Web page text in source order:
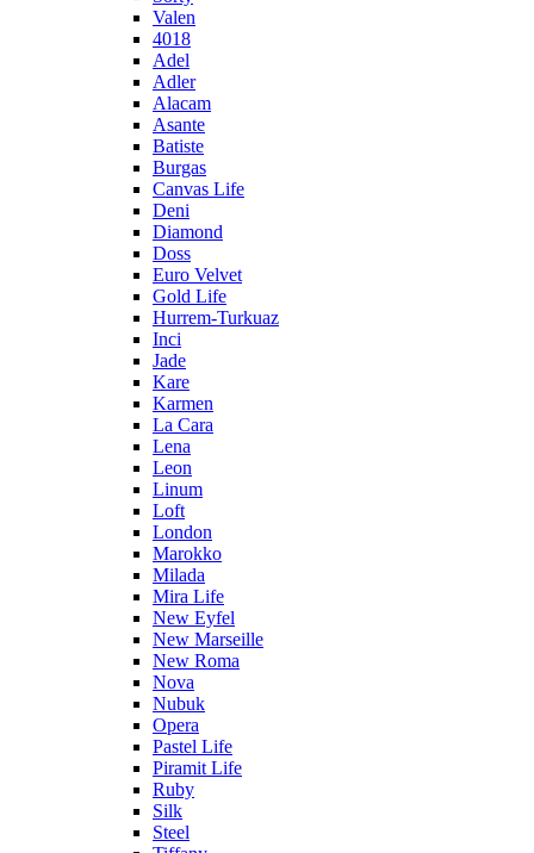
Valen
4018
Adel
Adler
Alacam
Asante
Batiste
Burgas
Canvas Life
Deni
Diamond
Doss
Euro Velvet
Gold Life
Hurrem-Turkuaz
Inci
Jade
Kare
Karmen
La Cara
Lena
Leon
Linum
Loft
London
Marokko
Milada
Mira Life
New Eyfel
New Marseille
New Roma
Nova
Nubuk
Opera
Pastel Life
Piramit Life
Ruby
Silk
Steel